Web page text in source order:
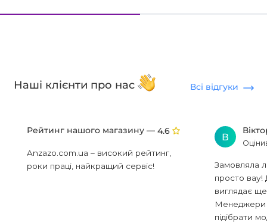
Наші клієнти про нас Всі відгуки
Рейтинг нашого магазину — 4.6
Anzazo.com.ua – високий рейтинг,
роки праці, найкращий сервіс!
В
Замовляла
просто вау!
виглядає
Менеджери
підібрати